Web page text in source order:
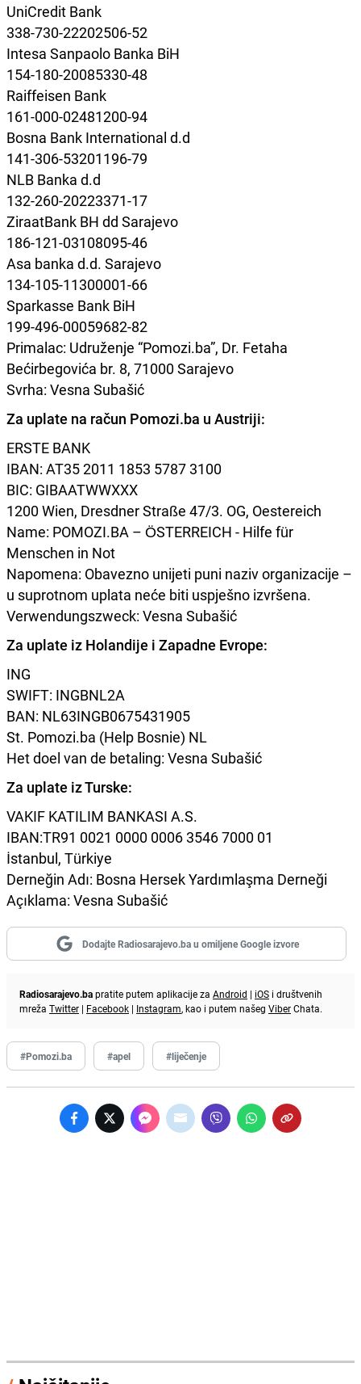
UniCredit Bank
338-730-22202506-52
Intesa Sanpaolo Banka BiH
154-180-20085330-48
Raiffeisen Bank
161-000-02481200-94
Bosna Bank International d.d
141-306-53201196-79
NLB Banka d.d
132-260-20223371-17
ZiraatBank BH dd Sarajevo
186-121-03108095-46
Asa banka d.d. Sarajevo
134-105-11300001-66
Sparkasse Bank BiH
199-496-00059682-82
Primalac: Udruženje “Pomozi.ba”, Dr. Fetaha
Bećirbegovića br. 8, 71000 Sarajevo
Svrha: Vesna Subašić
Za uplate na račun Pomozi.ba u Austriji:
ERSTE BANK
IBAN: AT35 2011 1853 5787 3100
BIC: GIBAATWWXXX
1200 Wien, Dresdner Straße 47/3. OG, Oestereich
Name: POMOZI.BA – ÖSTERREICH - Hilfe für
Menschen in Not
Napomena: Obavezno unijeti puni naziv organizacije –
u suprotnom uplata neće biti uspješno izvršena.
Verwendungszweck: Vesna Subašić
Za uplate iz Holandije i Zapadne Evrope:
ING
SWIFT: INGBNL2A
BAN: NL63INGB0675431905
St. Pomozi.ba (Help Bosnie) NL
Het doel van de betaling: Vesna Subašić
Za uplate iz Turske:
VAKIF KATILIM BANKASI A.S.
IBAN:TR91 0021 0000 0006 3546 7000 01
İstanbul, Türkiye
Derneğin Adı: Bosna Hersek Yardımlaşma Derneği
Açıklama: Vesna Subašić
Dodajte Radiosarajevo.ba u omiljene Google izvore
Radiosarajevo.bapratite putem aplikacije za Android | iOS i društvenih
mreža Twitter | Facebook | Instagram, kao i putem našeg ViberChata.
#Pomozi.ba #apel #liječenje